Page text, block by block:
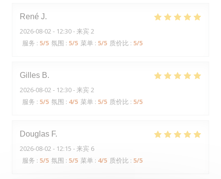
René J
2026-08-02 - 12:30 - 来宾 2
服务 : 5/5 氛围 : 5/5 菜单 : 5/5 质价比 : 5/5
Gilles B
2026-08-02 - 12:30 - 来宾 2
服务 : 5/5 氛围 : 4/5 菜单 : 5/5 质价比 : 5/5
Douglas F
2026-08-02 - 12:15 - 来宾 6
服务 : 5/5 氛围 : 5/5 菜单 : 4/5 质价比 : 5/5